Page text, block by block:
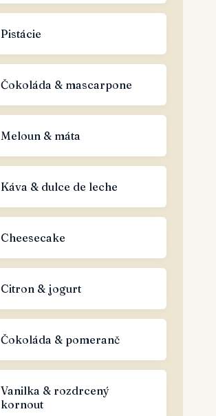
Pistácie
Čokoláda & mascarpone
Meloun & máta
Káva & dulce de leche
Cheesecake
Citron & jogurt
Čokoláda & pomeranč
Vanilka & rozdrcený
kornout